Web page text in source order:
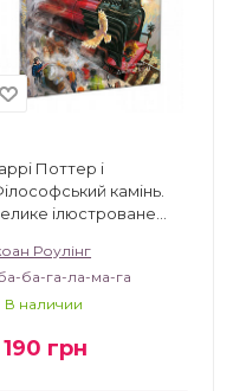
Поттер і
камінь.
ілюстроване
Роулінг
ба-га-ла-ма-га
В наличии
190 грн